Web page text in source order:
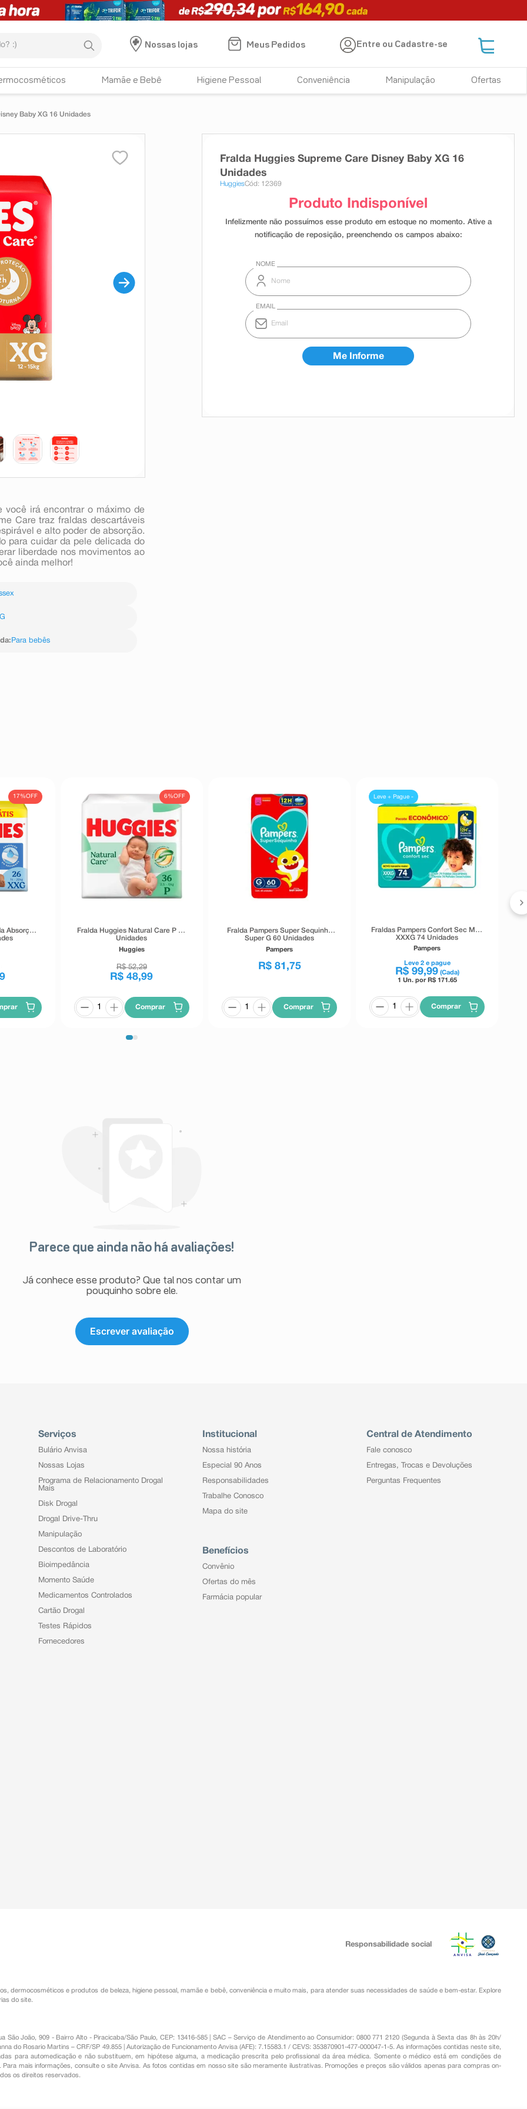
Nossas lojas
Meus Pedidos Entre ou Cadastre-se
Mamãe e Bebê Higiene Pessoal Conveniência Manipulação Ofertas
Baby XG 16 Unidades
você irá encontrar o máximo de
Care traz fraldas descartáveis
e alto poder de absorção.
para cuidar da pele delicada do
liberdade nos movimentos ao
ainda melhor!
: Para bebês
Fralda Huggies Supreme Care Disney Baby XG 16
Unidades
HuggiesCód: 12369
17%OFF
Absorção
6%OFF
Fralda Huggies Natural Care P 36
Unidades
Huggies
R$ 52,29
R$ 48,99
Comprar
Fralda Pampers Super Sequinha
Super G 60 Unidades
Pampers
R$ 81 ,75
Comprar
Leve + Pague -
Fraldas Pampers Confort Sec Max
XXXG 74 Unidades
Pampers
Leve 2e pague
R$ 99,99 (Cada)
1 Un. por R$ 171.65
Comprar
Parece que ainda não há avaliações!
Já conhece esse produto? Que tal nos contar um
pouquinho sobre ele.
Escrever avaliação
Serviços
Bulário Anvisa
Nossas Lojas
Programa de Relacionamento Drogal
Mais
Disk Drogal
Drogal Drive-Thru
Manipulação
Descontos de Laboratório
Bioimpedância
Momento Saúde
Medicamentos Controlados
Cartão Drogal
Testes Rápidos
Fornecedores
Institucional
Nossa história
Especial 90 Anos
Responsabilidades
Trabalhe Conosco
Mapa do site
Benefícios
Convênio
Ofertas do mês
Farmácia popular
Central de Atendimento
Fale conosco
Entregas, Trocas e Devoluções
Perguntas Frequentes
Responsabilidade social
,dermocosméticos e produtos de beleza, higiene pessoal ,mamãe e bebê, conveniênciae muito mais, para atender suas necessidades de saúde e bem-estar. Explore
do site.
São João, 909 - Bairro Alto - Piracicaba/São Paulo, CEP: 13416-585 | SAC – Serviço de Atendimento ao Consumidor: 0800 771 2120 (Segunda à Sexta das 8h às 20h/
do Rosario Martins – CRF/SP 49.855 | Autorização de Funcionamento Anvisa (AFE): 7.15583.1 / CEVS: 353870901-477-000047-1-5. As informações contidas neste site,
para automedicação e não substituem, em hipótese alguma, a medicação prescrita pelo profissional da área médica. Somente o médico está em condições de
mais informações, consulte o site Anvisa. As fotos contidas em nosso site são meramente ilustrativas. Promoções e preços são válidos apenas para compras on-
os direitos reservados.